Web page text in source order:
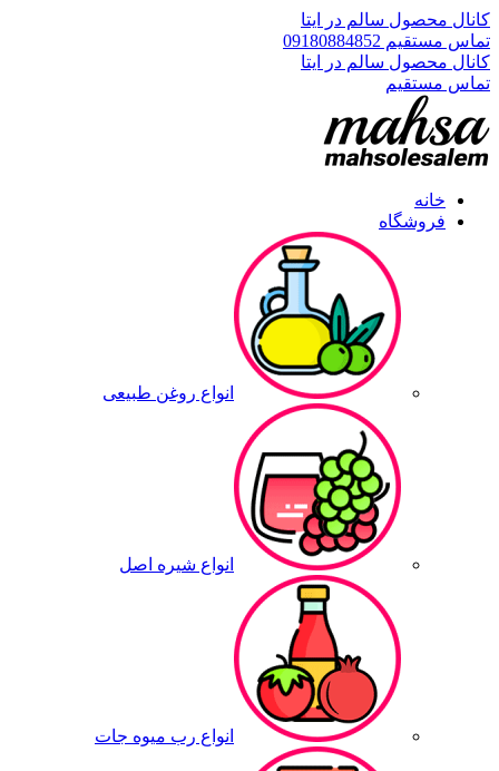
کانال محصول سالم در ایتا
تماس مستقیم 09180884852
کانال محصول سالم در ایتا
تماس مستقیم
خانه
فروشگاه
انواع روغن طبیعی
انواع شیره اصل
انواع رب میوه جات